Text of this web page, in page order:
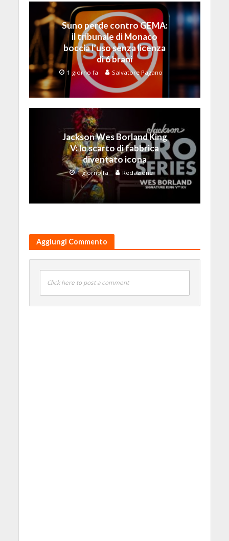
Suno perde contro GEMA:
il tribunale di Monaco
boccia l’uso senza licenza
di 6 brani
1 giorno fa Salvatore Pagano
Jackson Wes Borland King
V: lo scarto di fabbrica
diventato icona
1 giorno fa Redazione
Aggiungi Commento
Click here to post a comment